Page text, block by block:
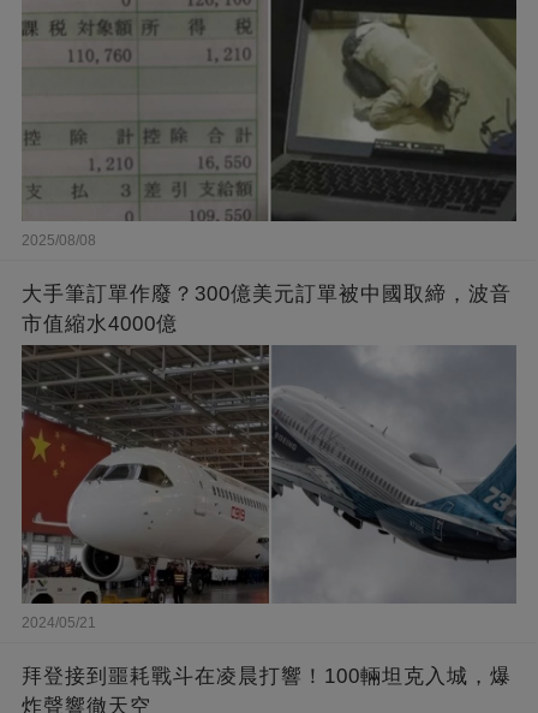
2025/08/08
大手筆訂單作廢？300億美元訂單被中國取締，波音
市值縮水4000億
2024/05/21
拜登接到噩耗戰斗在凌晨打響！100輛坦克入城，爆
炸聲響徹天空